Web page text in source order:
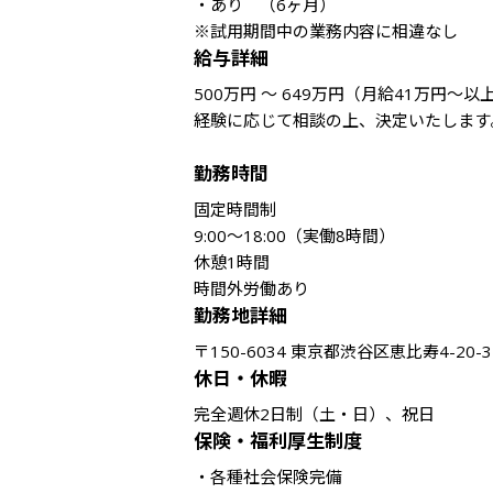
・あり　（6ヶ月）
※試用期間中の業務内容に相違なし
給与詳細
500万円 ～ 649万円（月給41万円～以
経験に応じて相談の上、決定いたしま
勤務時間
固定時間制
9:00～18:00（実働8時間）
休憩1時間
時間外労働あり
勤務地詳細
休日・休暇
保険・福利厚生制度
・各種社会保険完備